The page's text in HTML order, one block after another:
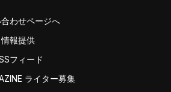
わせページへ
情報提供
フィード
ライター募集